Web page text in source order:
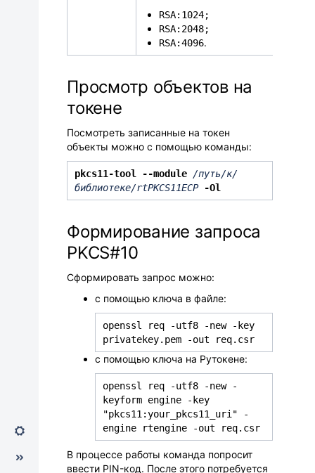
RSA:1024;
RSA:2048;
RSA:4096.
Просмотр объектов на
токене
Посмотреть записанные на токен
объекты можно с помощью команды:
pkcs11-tool --module /путь/к/
библиотеке/rtPKCS11ECP
-Ol
Формирование запроса
PKCS#10
Сформировать запрос можно:
с помощью ключа в файле:
openssl req -utf8 -new -key
privatekey.pem -out req.csr
с помощью ключа на Рутокене:
openssl req -utf8 -new -
keyform engine -key
"pkcs11:your_pkcs11_uri" -
engine rtengine -out req.csr
В процессе работы команда попросит
ввести PIN-код. После этого потребуется